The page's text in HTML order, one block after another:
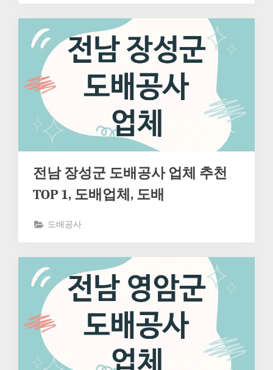
전남 장성군 도배공사 업체 추천
TOP 1, 도배업체, 도배
도배공사